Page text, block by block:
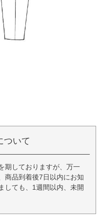
ついて
期しておりますが、万一
商品到着後7日以内にお知
しても、1週間以内、未開